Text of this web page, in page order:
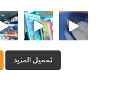
ووزير الدولة لشؤون الش
من الأعماق نكتشف ومنرجعنا! ما
تحميل المزيد